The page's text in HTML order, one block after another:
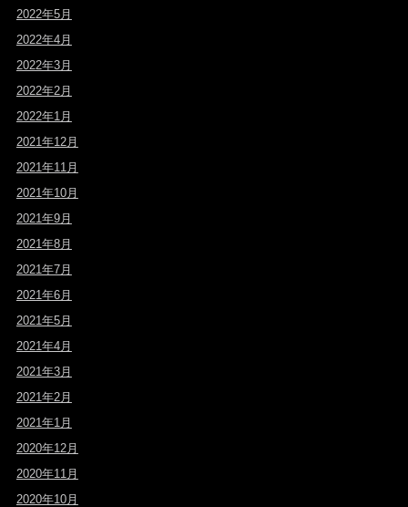
2022年5月
2022年4月
2022年3月
2022年2月
2022年1月
2021年12月
2021年11月
2021年10月
2021年9月
2021年8月
2021年7月
2021年6月
2021年5月
2021年4月
2021年3月
2021年2月
2021年1月
2020年12月
2020年11月
2020年10月